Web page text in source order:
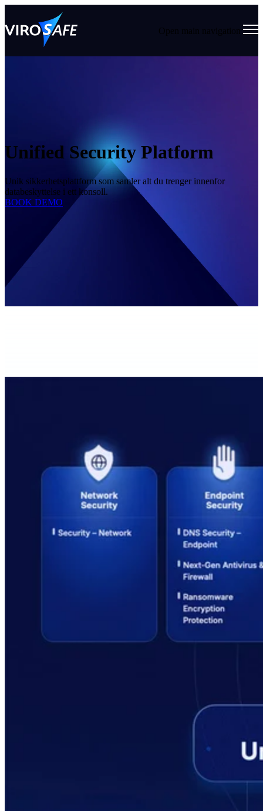
Open main navigation
Unified Security Platform
Unik sikkerhetsplattform som samler alt du trenger innenfor
databeskyttelse i ett konsoll.
BOOK DEMO